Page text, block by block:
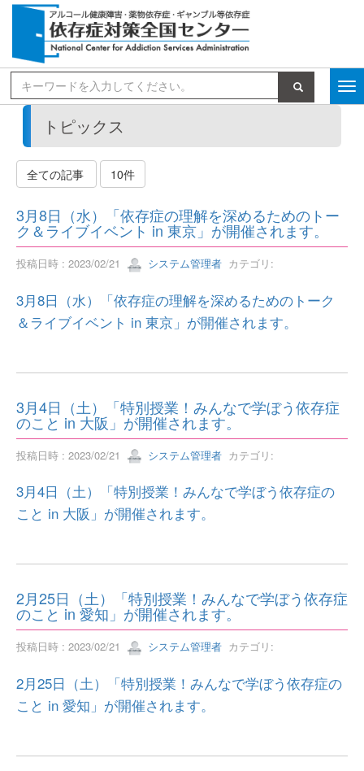
検索
トピックス
全ての記事 10件
3月8日（水）「依存症の理解を深めるためのトー
ク＆ライブイベント in 東京」が開催されます。
投稿日時 : 2023/02/21 システム管理者 カテゴリ:
3月8日（水）「依存症の理解を深めるためのトーク
＆ライブイベント in 東京」が開催されます。
3月4日（土）「特別授業！みんなで学ぼう依存症
のこと in 大阪」が開催されます。
投稿日時 : 2023/02/21 システム管理者 カテゴリ:
3月4日（土）「特別授業！みんなで学ぼう依存症の
こと in 大阪」が開催されます。
2月25日（土）「特別授業！みんなで学ぼう依存症
のこと in 愛知」が開催されます。
投稿日時 : 2023/02/21 システム管理者 カテゴリ:
2月25日（土）「特別授業！みんなで学ぼう依存症の
こと in 愛知」が開催されます。